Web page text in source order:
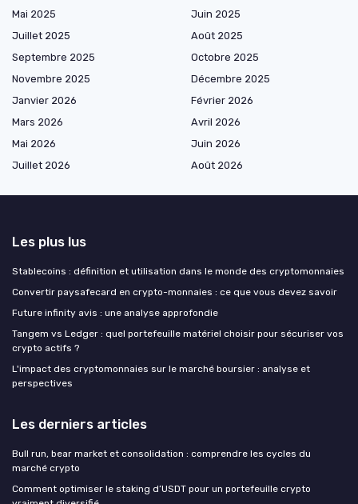
Mai 2025
Juin 2025
Juillet 2025
Août 2025
Septembre 2025
Octobre 2025
Novembre 2025
Décembre 2025
Janvier 2026
Février 2026
Mars 2026
Avril 2026
Mai 2026
Juin 2026
Juillet 2026
Août 2026
Les plus lus
Stablecoins : définition et utilisation dans le monde des cryptomonnaies
Convertir paysafecard en crypto-monnaies : ce que vous devez savoir
Future infinity avis : une analyse approfondie
Tangem vs Ledger : quel portefeuille matériel choisir pour sécuriser vos
crypto actifs ?
L'impact des cryptomonnaies sur le marché boursier : analyse et
perspectives
Les derniers articles
Bull run, bear market et consolidation : comprendre les cycles du
marché crypto
Comment optimiser le staking d’USDT pour un portefeuille crypto